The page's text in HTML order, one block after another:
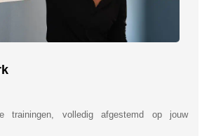
trainingen, volledig afgestemd op jouw